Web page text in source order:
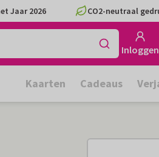
Jaar 2026 CO2-neutraal
Inloggen
Kaarten Cadeaus